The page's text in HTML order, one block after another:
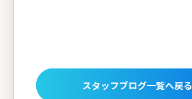
スタッフブログ一覧へ戻る